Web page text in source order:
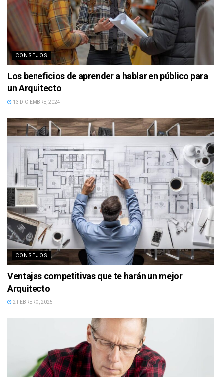
CONSEJOS
Los beneficios de aprender a hablar en público para
un Arquitecto
13 DICIEMBRE, 2024
CONSEJOS
Ventajas competitivas que te harán un mejor
Arquitecto
2 FEBRERO, 2025